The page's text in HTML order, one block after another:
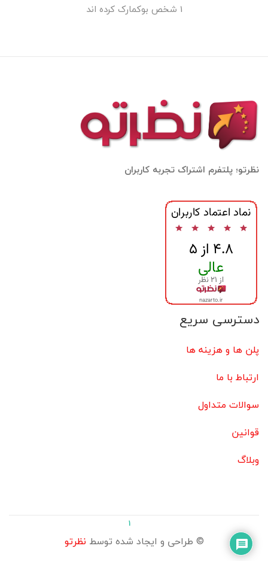
1 شخص بوکمارک کرده اند
نظرتو؛ پلتفرم اشتراک تجربه کاربران
دسترسی سریع
پلن ها و هزینه ها
ارتباط با ما
سوالات متداول
قوانین
وبلاگ
© طراحی و ایجاد شده توسط نظرتو
1